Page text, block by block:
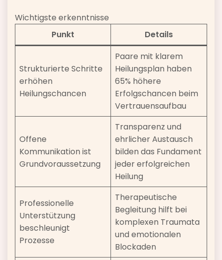
Wichtigste erkenntnisse
Punkt
Details
Strukturierte Schritte
erhöhen
Heilungschancen
Paare mit klarem
Heilungsplan haben
65% höhere
Erfolgschancen beim
Vertrauensaufbau
Offene
Kommunikation ist
Grundvoraussetzung
Transparenz und
ehrlicher Austausch
bilden das Fundament
jeder erfolgreichen
Heilung
Professionelle
Unterstützung
beschleunigt
Prozesse
Therapeutische
Begleitung hilft bei
komplexen Traumata
und emotionalen
Blockaden